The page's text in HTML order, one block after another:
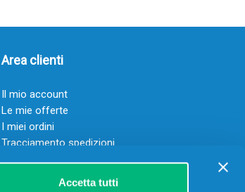
Accetta tutti
Area clienti
Il mio account
Le mie offerte
I miei ordini
Tracciamento spedizioni
Resi
Servizio clienti